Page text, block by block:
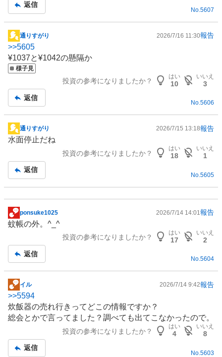
返信
No. 5607
掲
示
板
記
通りすがり 2026/7/16 11:30報告
>>5605
¥1037と¥1042の懸隔か
様子見
投資の参考になりましたか？
はい
10
いいえ
3
返信
No.5606
掲
示
事
通りすがり 2026/7/15 13:18報告
水面停止だね
投資の参考になりましたか？
はい
18
いいえ
1
返信
No. 5605
掲
示
事
ponsuke1025 2026/7/14 14:01 報告
蚊帳の外。^_^
投資の参考になりましたか？
はい
17
いいえ
2
返信
No.5604
掲
示
板
記
イル 2026/7/14 9:42報告
>>5594
炊飯器の売れ行きってどこの情報ですか？
総会とかで言ってました？調べても出てこなかったので。
投資の参考になりましたか？
はい
4
いいえ
8
返信
No. 5603